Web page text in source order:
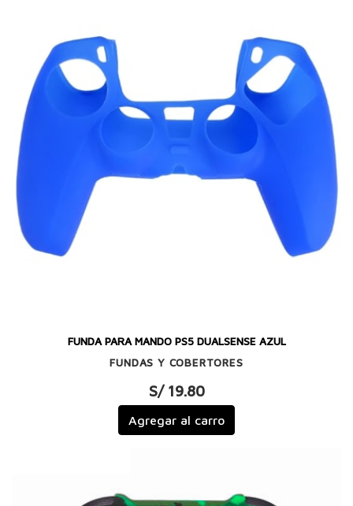
FUNDA PARA MANDO PS5 DUALSENSE AZUL
FUNDAS Y COBERTORES
S/ 19.80
Agregar al carro